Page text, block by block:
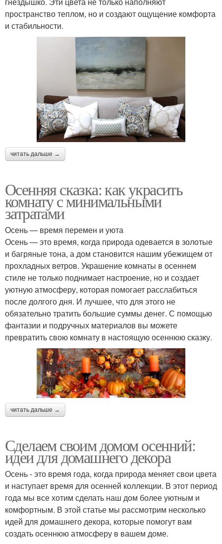
пространство теплом, но и создают ощущение комфорта
и стабильности.
читать дальше →
Осенняя сказка: как украсить
комнату с минимальными
затратами
Осень — время перемен и уюта
Осень — это время, когда природа одевается в золотые
и багряные тона, а дом становится нашим убежищем от
прохладных ветров. Украшение комнаты в осеннем
стиле не только поднимает настроение, но и создает
уютную атмосферу, которая помогает расслабиться
после долгого дня. И лучшее, что для этого не
обязательно тратить большие суммы денег. С помощью
фантазии и подручных материалов вы можете
превратить свою комнату в настоящую осеннюю сказку.
читать дальше →
Сделаем своим домом осенний:
идеи для домашнего декора
Осень - это время года, когда природа меняет свои цвета
и наступает время для осенней коллекции. В этот период
года мы все хотим сделать наш дом более уютным и
комфортным. В этой статье мы рассмотрим несколько
идей для домашнего декора, которые помогут вам
создать осеннюю атмосферу в вашем доме.